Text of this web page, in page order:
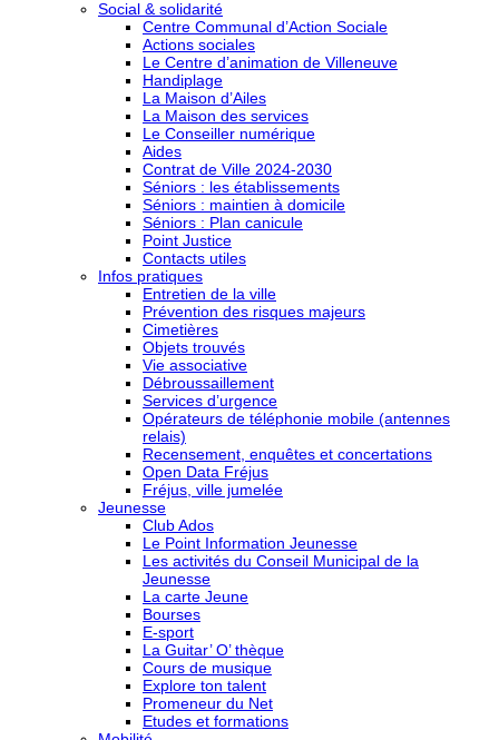
Social & solidarité
Centre Communal d’Action Sociale
Actions sociales
Le Centre d’animation de Villeneuve
Handiplage
La Maison d’Ailes
La Maison des services
Le Conseiller numérique
Aides
Contrat de Ville 2024-2030
Séniors : les établissements
Séniors : maintien à domicile
Séniors : Plan canicule
Point Justice
Contacts utiles
Infos pratiques
Entretien de la ville
Prévention des risques majeurs
Cimetières
Objets trouvés
Vie associative
Débroussaillement
Services d’urgence
Opérateurs de téléphonie mobile (antennes
relais)
Recensement, enquêtes et concertations
Open Data Fréjus
Fréjus, ville jumelée
Jeunesse
Club Ados
Le Point Information Jeunesse
Les activités du Conseil Municipal de la
Jeunesse
La carte Jeune
Bourses
E-sport
La Guitar’ O’ thèque
Cours de musique
Explore ton talent
Promeneur du Net
Etudes et formations